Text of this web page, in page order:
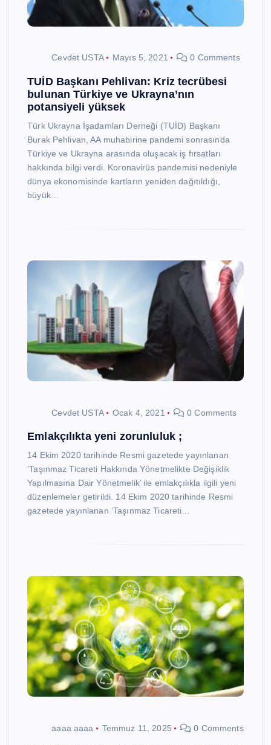
Cevdet USTA Mayıs 5, 2021 0 Comments
TUİD Başkanı Pehlivan: Kriz tecrübesi
bulunan Türkiye ve Ukrayna’nın
potansiyeli yüksek
Türk Ukrayna İşadamları Derneği (TUİD) Başkanı
Burak Pehlivan, AA muhabirine pandemi sonrasında
Türkiye ve Ukrayna arasında oluşacak iş fırsatları
hakkında bilgi verdi. Koronavirüs pandemisi nedeniyle
dünya ekonomisinde kartların yeniden dağıtıldığı,
büyük…
Cevdet USTA Ocak 4, 2021 0 Comments
Emlakçılıkta yeni zorunluluk ;
14 Ekim 2020 tarihinde Resmi gazetede yayınlanan
‘Taşınmaz Ticareti Hakkında Yönetmelikte Değişiklik
Yapılmasına Dair Yönetmelik’ ile emlakçılıkla ilgili yeni
düzenlemeler getirildi. 14 Ekim 2020 tarihinde Resmi
gazetede yayınlanan ‘Taşınmaz Ticareti…
aaaa aaaa Temmuz 11, 2025 0 Comments